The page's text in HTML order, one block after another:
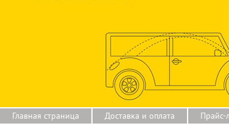
Главная страница Доставка и оплата Прайс-